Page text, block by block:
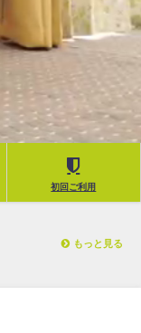
初回ご利用
もっと見る